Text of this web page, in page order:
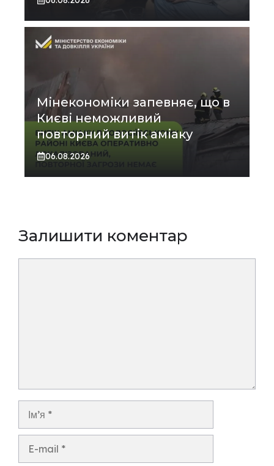
Мінекономіки запевняє, що в
Києві неможливий
повторний витік аміаку
06.08.2026
Залишити коментар